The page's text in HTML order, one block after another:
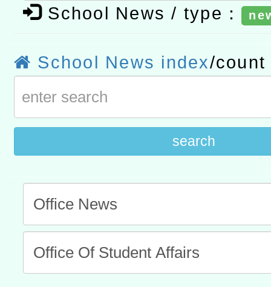
擴大為「滿6個月以上尚
材2份，請協助運用相關
有關銓敘部建置「公務人
所屬退休人員多加利用一
性別平等教育建置課程與
計畫」一案
衛生局辦理之「115年桃
防制實體解謎活動」
School News / type：
School News index/count
search